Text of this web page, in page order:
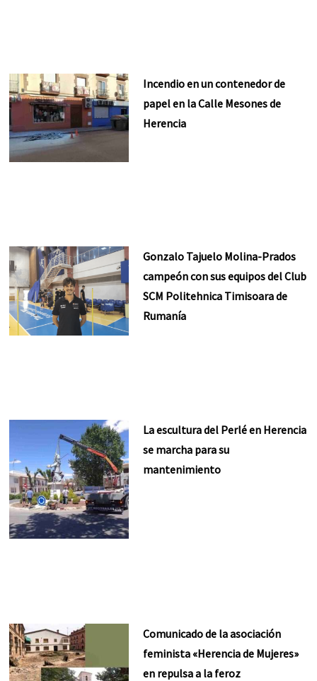
Incendio en un contenedor de
papel en la Calle Mesones de
Herencia
Gonzalo Tajuelo Molina-Prados
campeón con sus equipos del Club
SCM Politehnica Timisoara de
Rumanía
La escultura del Perlé en Herencia
se marcha para su
mantenimiento
Comunicado de la asociación
feminista «Herencia de Mujeres»
en repulsa a la feroz